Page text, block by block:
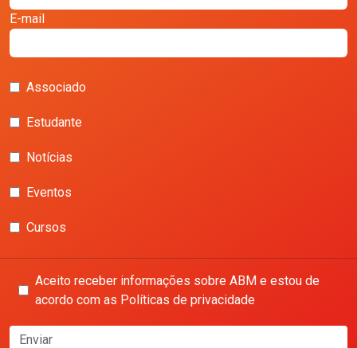
E-mail
Associado
Estudante
Notícias
Eventos
Cursos
Aceito receber informações sobre ABM e estou de
acordo com as Políticas de privacidade
Enviar